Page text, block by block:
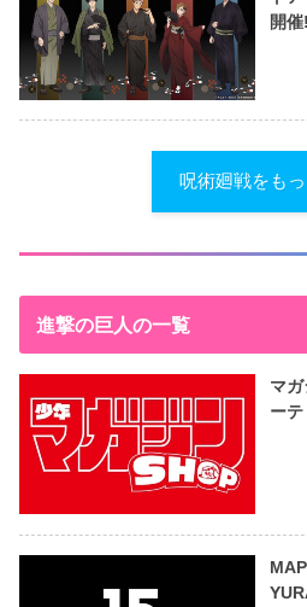
開催!
呪術廻戦をも
進撃の巨人の一覧
マ
ー